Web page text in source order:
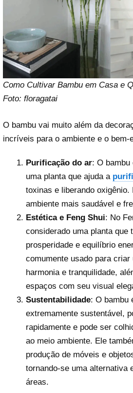
Como Cultivar Bambu em Casa e
Foto: floragatai
O bambu vai muito além da
incríveis para o ambiente e o bem-
Purificação do ar: O bambu
uma planta que ajuda a
toxinas e liberando
ambiente mais saudável e
Estética e Feng Shui: No
considerado uma planta que
prosperidade e equilíbrio
comumente usado para criar
harmonia e tranquilidade,
espaços com seu visual
Sustentabilidade: O bambu
extremamente sustentável,
rapidamente e pode ser
ao meio ambiente. Ele
produção de móveis e
tornando-se uma alternativa
áreas.